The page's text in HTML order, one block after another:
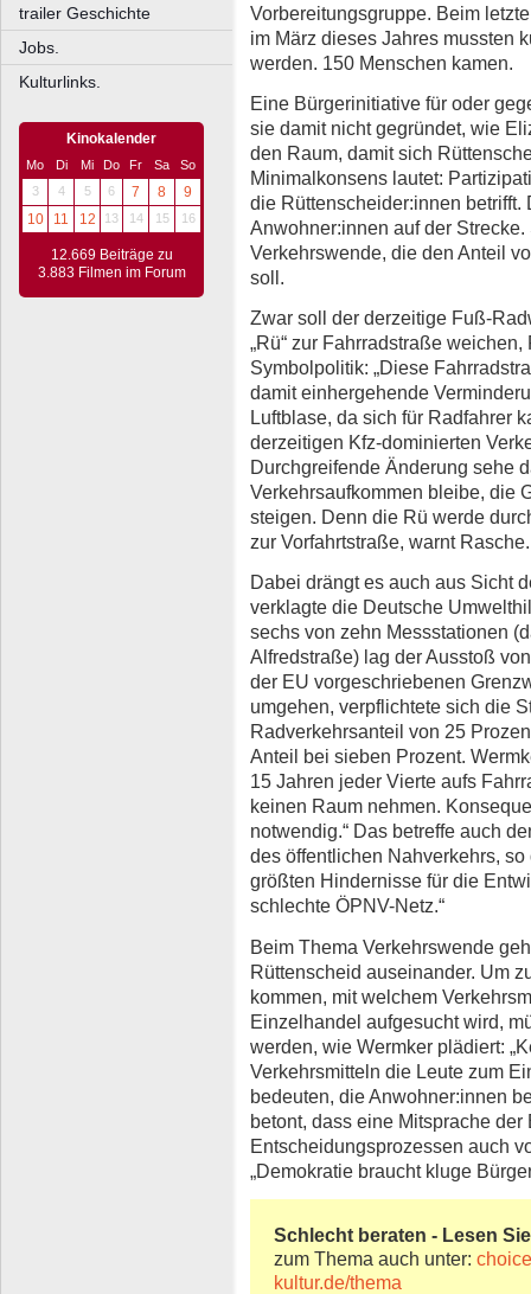
trailer Geschichte
Jobs.
Kulturlinks.
Kinokalender
Mo Di Mi Do Fr Sa
So
3
4 5 6 7 8
9
10
11 12 13 14 15 16
12.669 Beiträge zu
3.883 Filmen im Forum
Vorbereitungsgruppe. Beim
im März dieses Jahres mussten
werden. 150 Menschen kamen.
Eine Bürgerinitiative für oder
sie damit nicht gegründet, wie
den Raum, damit sich
Minimalkonsens lautet:
die Rüttenscheider:innen
Anwohner:innen auf der
Verkehrswende, die den Anteil
soll.
Zwar soll der derzeitige Fuß-
„Rü“ zur Fahrradstraße
Symbolpolitik: „Diese
damit einhergehende
Luftblase, da sich für Radfahrer
derzeitigen Kfz-dominierten
Durchgreifende Änderung sehe
Verkehrsaufkommen bleibe, die
steigen. Denn die Rü werde
zur Vorfahrtstraße, warnt Rasche.
Dabei drängt es auch aus Sicht
verklagte die Deutsche
sechs von zehn Messstationen
Alfredstraße) lag der Ausstoß
der EU vorgeschriebenen
umgehen, verpflichtete sich die
Radverkehrsanteil von 25
Anteil bei sieben Prozent.
15 Jahren jeder Vierte aufs
keinen Raum nehmen.
notwendig.“ Das betreffe auch
des öffentlichen Nahverkehrs,
größten Hindernisse für die
schlechte ÖPNV-Netz.“
Beim Thema Verkehrswende
Rüttenscheid auseinander. Um
kommen, mit welchem
Einzelhandel aufgesucht wird,
werden, wie Wermker plädiert:
Verkehrsmitteln die Leute zum
bedeuten, die Anwohner:innen
betont, dass eine Mitsprache der
Entscheidungsprozessen auch
„Demokratie braucht kluge
Schlecht beraten - Lesen
zum Thema auch unter:
kultur.de/thema